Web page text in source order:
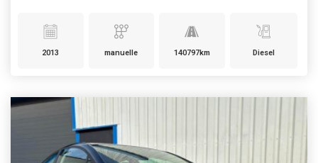
2013 manuelle 140797km Diesel